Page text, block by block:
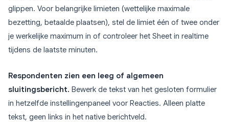
glippen. Voor belangrijke limieten (wettelijke maximale
bezetting, betaalde plaatsen), stel de limiet één of twee onder
je werkelijke maximum in of controleer het Sheet in realtime
tijdens de laatste minuten.
Respondenten zien een leeg of algemeen
sluitingsbericht. Bewerk de tekst van het gesloten formulier
in hetzelfde instellingenpaneel voor Reacties. Alleen platte
tekst, geen links in het native berichtveld.